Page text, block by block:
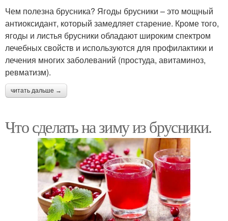
Чем полезна брусника? Ягоды брусники – это мощный
антиоксидант, который замедляет старение. Кроме того,
ягоды и листья брусники обладают широким спектром
лечебных свойств и используются для профилактики и
лечения многих заболеваний (простуда, авитаминоз,
ревматизм).
читать дальше →
Что сделать на зиму из брусники.